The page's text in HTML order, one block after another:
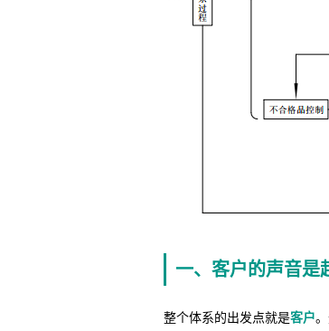
一、客户的声音是
整个体系的出发点就是客户